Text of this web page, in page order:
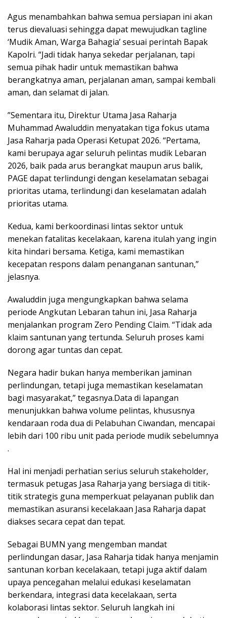
Agus menambahkan bahwa semua persiapan ini akan
terus dievaluasi sehingga dapat mewujudkan tagline
‘Mudik Aman, Warga Bahagia’ sesuai perintah Bapak
Kapolri. “Jadi tidak hanya sekedar perjalanan, tapi
semua pihak hadir untuk memastikan bahwa
berangkatnya aman, perjalanan aman, sampai kembali
aman, dan selamat di jalan.
”Sementara itu, Direktur Utama Jasa Raharja
Muhammad Awaluddin menyatakan tiga fokus utama
Jasa Raharja pada Operasi Ketupat 2026. “Pertama,
kami berupaya agar seluruh pelintas mudik Lebaran
2026, baik pada arus berangkat maupun arus balik,
PAGE dapat terlindungi dengan keselamatan sebagai
prioritas utama, terlindungi dan keselamatan adalah
prioritas utama.
Kedua, kami berkoordinasi lintas sektor untuk
menekan fatalitas kecelakaan, karena itulah yang ingin
kita hindari bersama. Ketiga, kami memastikan
kecepatan respons dalam penanganan santunan,”
jelasnya.
Awaluddin juga mengungkapkan bahwa selama
periode Angkutan Lebaran tahun ini, Jasa Raharja
menjalankan program Zero Pending Claim. “Tidak ada
klaim santunan yang tertunda. Seluruh proses kami
dorong agar tuntas dan cepat.
Negara hadir bukan hanya memberikan jaminan
perlindungan, tetapi juga memastikan keselamatan
bagi masyarakat,” tegasnya.Data di lapangan
menunjukkan bahwa volume pelintas, khususnya
kendaraan roda dua di Pelabuhan Ciwandan, mencapai
lebih dari 100 ribu unit pada periode mudik sebelumnya
.
Hal ini menjadi perhatian serius seluruh stakeholder,
termasuk petugas Jasa Raharja yang bersiaga di titik-
titik strategis guna memperkuat pelayanan publik dan
memastikan asuransi kecelakaan Jasa Raharja dapat
diakses secara cepat dan tepat.
Sebagai BUMN yang mengemban mandat
perlindungan dasar, Jasa Raharja tidak hanya menjamin
santunan korban kecelakaan, tetapi juga aktif dalam
upaya pencegahan melalui edukasi keselamatan
berkendara, integrasi data kecelakaan, serta
kolaborasi lintas sektor. Seluruh langkah ini